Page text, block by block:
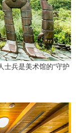
士兵是美术馆的“守护